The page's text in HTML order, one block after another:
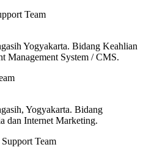
Team
Yogyakarta. Bidang Keahlian
Management System / CMS.
Yogyakarta. Bidang
dan Internet Marketing.
Team